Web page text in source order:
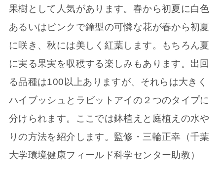
果樹として人気があります。春から初夏に白色
あるいはピンクで鐘型の可憐な花が春から初夏
に咲き、秋には美しく紅葉します。もちろん夏
に実る果実を収穫する楽しみもあります。出回
る品種は100以上ありますが、それらは大きく
ハイブッシュとラビットアイの２つのタイプに
分けられます。ここでは鉢植えと庭植えの水や
りの方法を紹介します。監修・三輪正幸（千葉
大学環境健康フィールド科学センター助教）